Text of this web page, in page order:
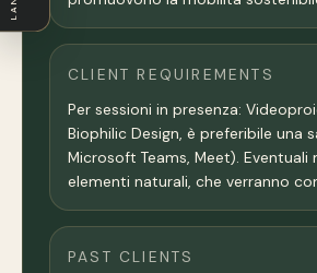
CLIENT REQUIREMENTS
Per sessioni in presenza:
Biophilic Design, è preferibile una
Microsoft Teams, Meet).
elementi naturali, che verranno
PAST CLIENTS